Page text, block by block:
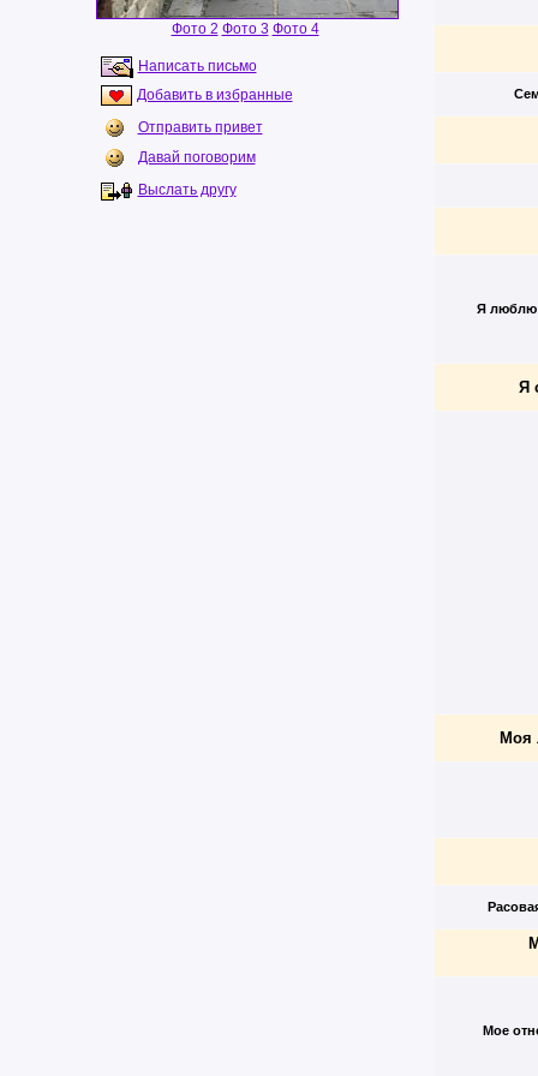
Фото 2 Фото 3 Фото 4
Написать письмо
Добавить в избранные
Отправить привет
Давай поговорим
Выслать другу
Я люблю
Я
Моя
Мое